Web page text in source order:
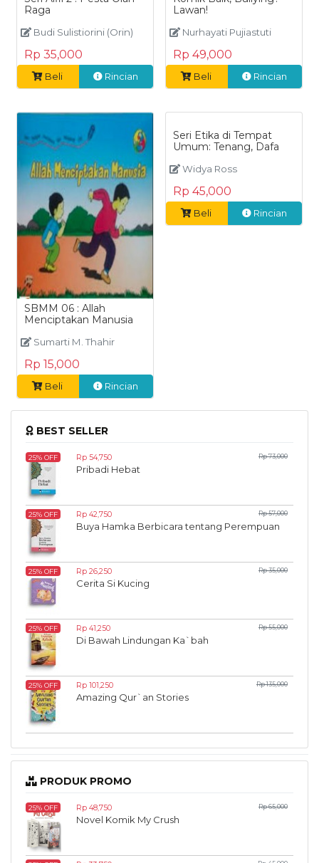
Raga
Budi Sulistiorini (Orin)
Rp 35,000
Beli Rincian
Lawan!
Nurhayati Pujiastuti
Rp 49,000
Beli Rincian
SBMM 06 : Allah
Menciptakan Manusia
Sumarti M. Thahir
Rp 15,000
Beli Rincian
Seri Etika di Tempat
Umum: Tenang, Dafa
Widya Ross
Rp 45,000
Beli Rincian
BEST SELLER
25% OFF Rp 54,750 Rp 73,000
Pribadi Hebat
25% OFF Rp 42,750 Rp 57,000
Buya Hamka Berbicara tentang Perempuan
25% OFF Rp 26,250 Rp 35,000
Cerita Si Kucing
25% OFF Rp 41,250 Rp 55,000
Di Bawah Lindungan Ka`bah
25% OFF Rp 101,250 Rp 135,000
Amazing Qur`an Stories
PRODUK PROMO
25% OFF Rp 48,750 Rp 65,000
Novel Komik My Crush